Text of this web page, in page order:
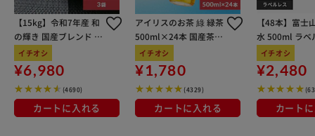
クラシックアソート(グリーンティー)：クリーム(生乳(北海
道))、脱脂濃縮乳、砂糖、卵黄、まっ茶、(一部に乳成分・
卵を含む)
■アレルギー表示：小麦・卵・乳成分・大豆
■保存方法：ご家庭では-18℃以下で保存してください。
■商品のお届け期間：翌年3月28日(日)まで！
■送料：送料込み(冷凍便)
【15kg】令和7年産 和
の輝き 国産ブレンド 5
kg×3袋
イチオシ
¥6,980
(4690)
カートに入れる
アイリスのお茶 綠 緑茶
500ml×24本 国産茶葉
100％使用
イチオシ
¥1,780
(4329)
カートに入れる
【48本】富士
水 500ml ラベ
イチオシ
¥2,480
カート